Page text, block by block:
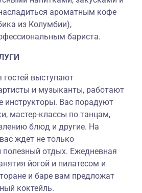
ароматным кофе
из Колумбии),
бариста.
гостей выступают
и музыканты, работают
инструкторы. Вас порадуют
мастер-классы по танцам,
блюд и другие. На
ждет не только
полезный отдых. Ежедневная
йогой и пилатесом и
и баре вам предложат
коктейль.